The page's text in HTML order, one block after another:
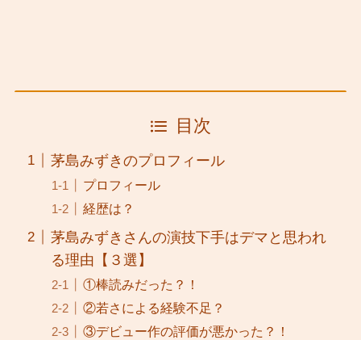
目次
茅島みずきのプロフィール
プロフィール
経歴は？
茅島みずきさんの演技下手はデマと思われ
る理由【３選】
①棒読みだった？！
②若さによる経験不足？
③デビュー作の評価が悪かった？！